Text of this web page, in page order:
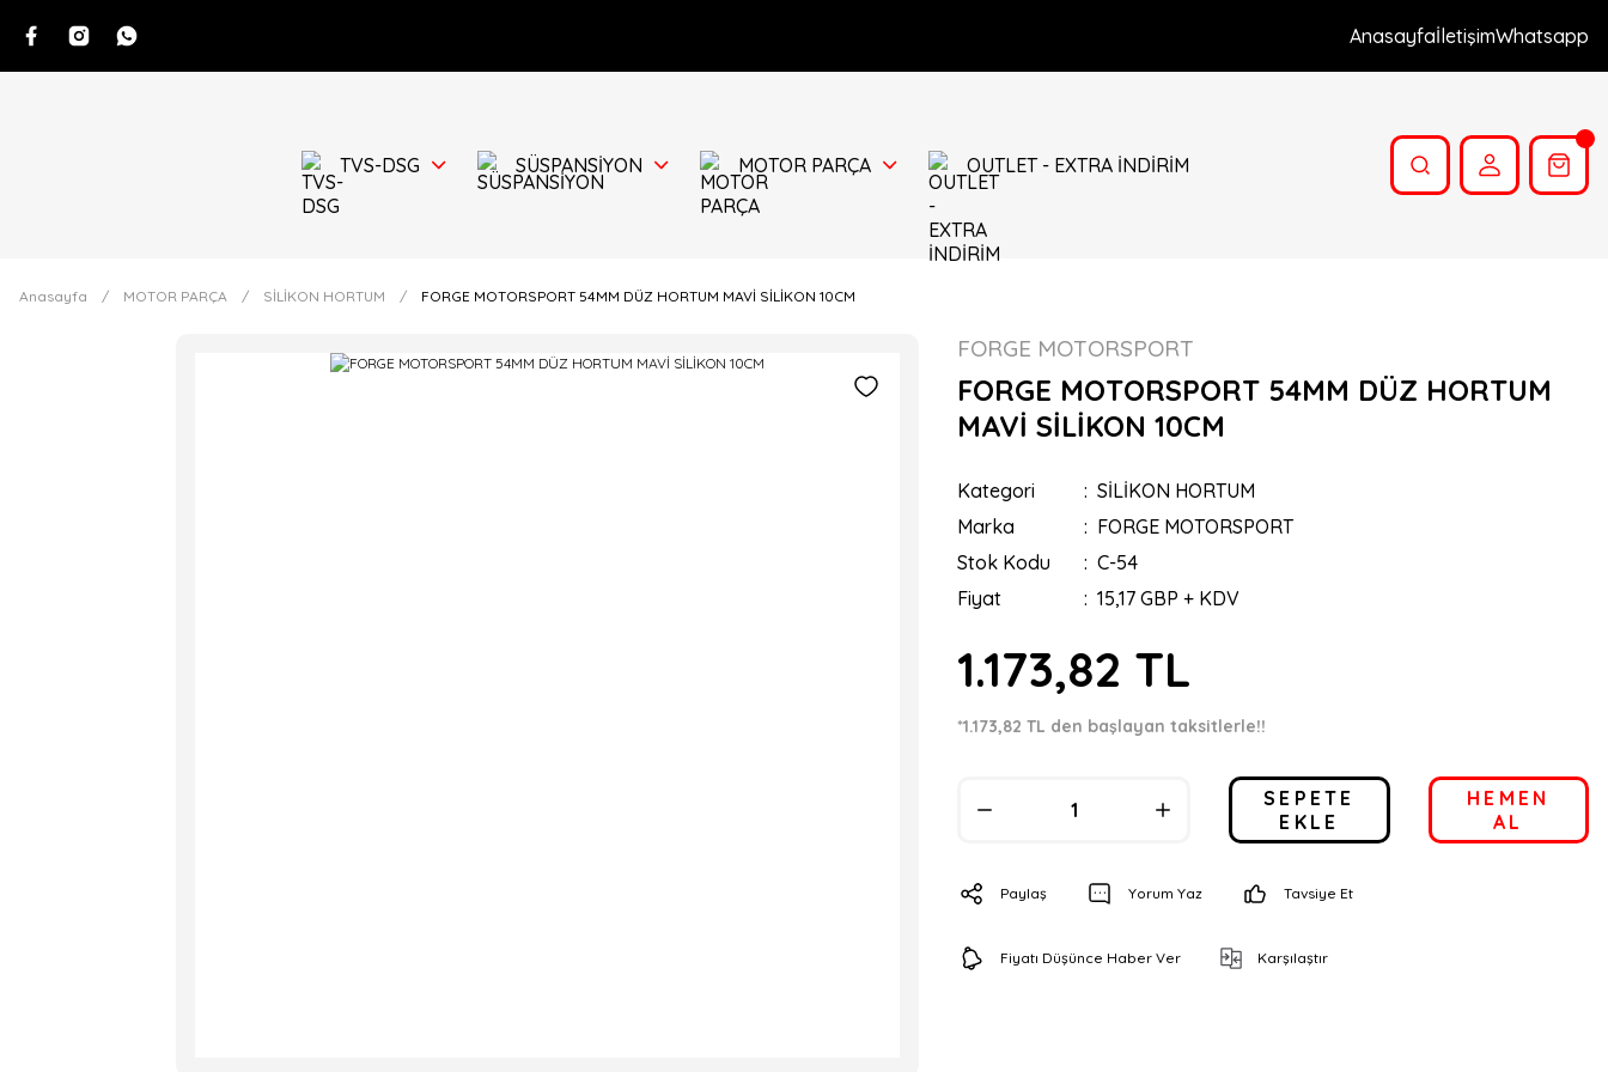
AnasayfaİletişimWhatsapp
TVS-DSG SÜSPANSİYON MOTOR PARÇA OUTLET - EXTRA İNDİRİM
Anasayfa MOTOR PARÇA SİLİKON HORTUM FORGE MOTORSPORT 54MM DÜZ HORTUM MAVİ SİLİKON 10CM
FORGE MOTORSPORT
FORGE MOTORSPORT 54MM DÜZ HORTUM
MAVİ SİLİKON 10CM
Kategori
SİLİKON HORTUM
Marka
FORGE MOTORSPORT
Stok Kodu
C-54
Fiyat
15,17 GBP + KDV
1.173,82 TL
*1.173,82 TL den başlayan taksitlerle!!
SEPETE
EKLE
HEMEN
AL
Paylaş Yorum Yaz Tavsiye Et
Fiyatı Düşünce Haber Ver Karşılaştır